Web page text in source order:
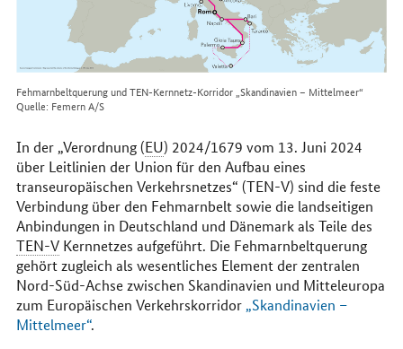
Fehmarnbeltquerung und TEN-Kernnetz-Korridor „Skandinavien – Mittelmeer“
Quelle: Femern A/S
In der „Verordnung (EU) 2024/1679 vom 13. Juni 2024
über Leitlinien der Union für den Aufbau eines
transeuropäischen Verkehrsnetzes“ (TEN-V) sind die feste
Verbindung über den Fehmarnbelt sowie die landseitigen
Anbindungen in Deutschland und Dänemark als Teile des
TEN-VKernnetzes aufgeführt. Die Fehmarnbeltquerung
gehört zugleich als wesentliches Element der zentralen
Nord-Süd-Achse zwischen Skandinavien und Mitteleuropa
zum Europäischen Verkehrskorridor „Skandinavien –
Mittelmeer“.